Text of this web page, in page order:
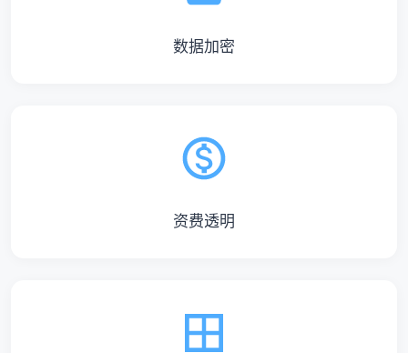
数据加密
资费透明